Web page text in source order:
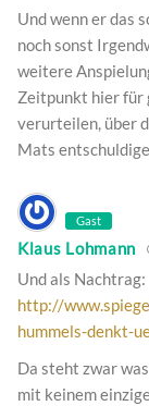
Und wenn er das
noch sonst
weitere
Zeitpunkt hier für
verurteilen, über
Mats
Gast
Klaus Lohmann
Und als Nachtrag:
http://
hummels-denkt-
Da steht zwar
mit keinem